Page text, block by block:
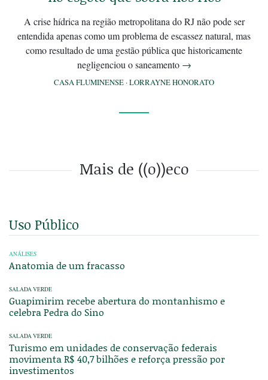
A crise hídrica na região metropolitana do RJ não pode ser
entendida apenas como um problema de escassez natural, mas
como resultado de uma gestão pública que historicamente
negligenciou o saneamento →
CASA FLUMINENSE ·LORRAYNE HONORATO
Mais de ((o))eco
Uso Público
ANÁLISES
Anatomia de um fracasso
SALADA VERDE
Guapimirim recebe abertura do montanhismo e
celebra Pedra do Sino
SALADA VERDE
Turismo em unidades de conservação federais
movimenta R$ 40,7 bilhões e reforça pressão por
investimentos